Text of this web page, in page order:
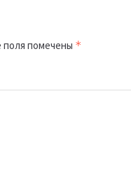
помечены *